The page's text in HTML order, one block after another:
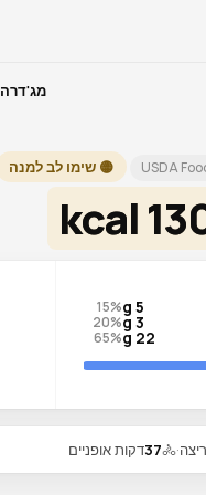
מג'דרה
🟡 שימו לב למנה
130
5 g
15%
3 g
20%
22 g
65%
·
🚴
37דקות אופניים